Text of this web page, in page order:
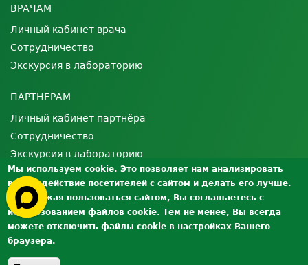
ВРАЧАМ
Личный кабинет врача
Сотрудничество
Экскурсия в лабораторию
ПАРТНЕРАМ
Личный кабинет партнёра
Сотрудничество
Экскурсия в лабораторию
О ЛАБОРАТОРИИ
Лицензии и сертификаты
Контроль качества
Вакансии
Документы
Мы используем cookie. Это позволяет нам анализировать
взаимодействие посетителей с сайтом и делать его лучше.
Продолжая пользоваться сайтом, Вы соглашаетесь с
использованием файлов cookie. Тем не менее, Вы всегда
можете отключить файлы cookie в настройках Вашего
браузера.